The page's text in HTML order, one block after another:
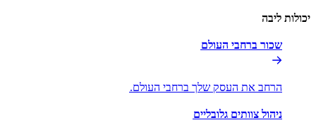
יכולות ליבה​​
שכור ברחבי העולם​​
הרחב את העסק שלך ברחבי העולם.​​
ניהול צוותים גלובליים​​